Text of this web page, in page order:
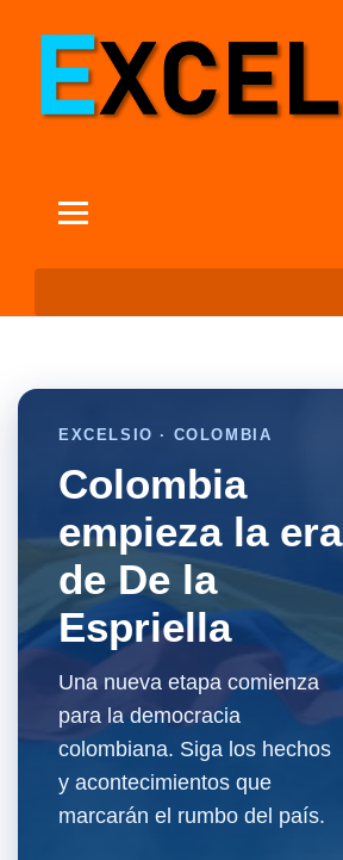
EXCELSIO · COLOMBIA
Colombia
empieza la era
de De la
Espriella
Una nueva etapa comienza
para la democracia
colombiana. Siga los hechos
y acontecimientos que
marcarán el rumbo del país.